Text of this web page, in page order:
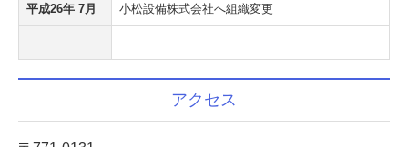
平成26年 7月 小松設備株式会社へ組織変更
アクセス